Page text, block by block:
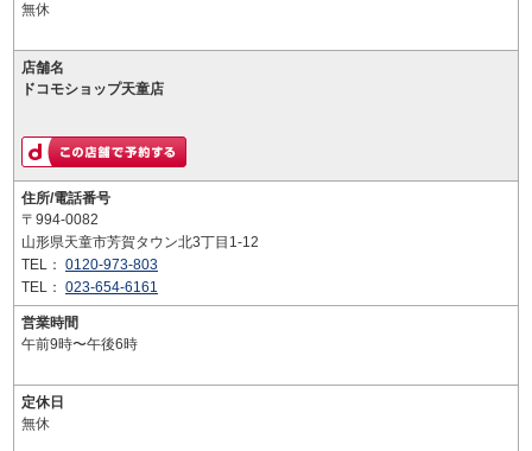
無休
店舗名
ドコモショップ天童店
住所/電話番号
〒994-0082
山形県天童市芳賀タウン北3丁目1-12
TEL： 0120-973-803
TEL： 023-654-6161
営業時間
午前9時〜午後6時
定休日
無休